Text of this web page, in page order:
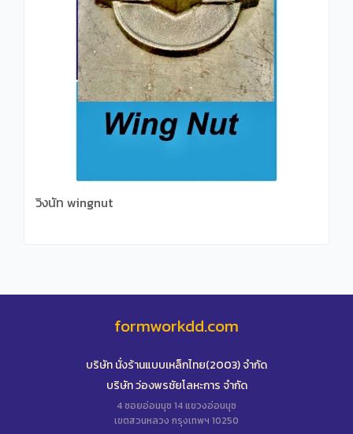
วิงนัท wingnut
formworkdd.com
บริษัท นั่งร้านแบบเหล็กไทย(2003) จำกัด
บริษัท ว่องพรชัยโลหะการ จำกัด
4 ซอยอ่อนนุช 14 แขวงอ่อนนุช
เขตสวนหลวง กรุงเทพฯ 10250